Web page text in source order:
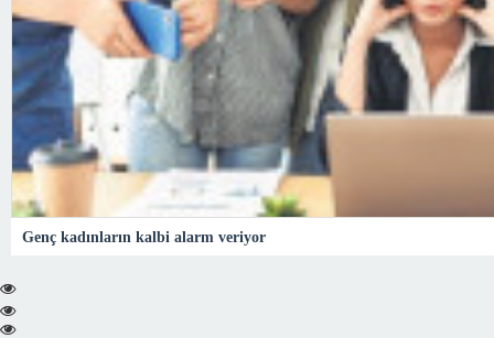
Genç kadınların kalbi alarm veriyor